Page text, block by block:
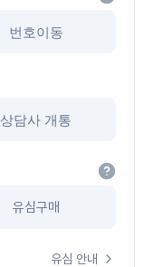
번호이동
상담사 개통
유심구매
유심 안내